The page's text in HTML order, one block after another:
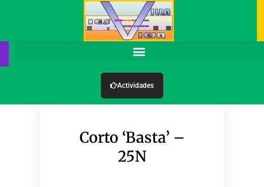
Actividades
Corto ‘Basta’ –
25N